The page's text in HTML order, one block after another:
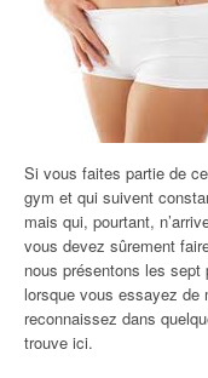
Si vous faites partie de
gym et qui suivent
mais qui, pourtant,
vous devez sûrement
nous présentons les
lorsque vous essayez
reconnaissez dans
trouve ici.